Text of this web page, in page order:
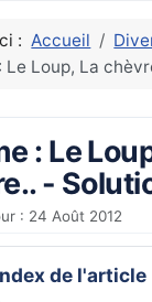
: Accueil
Le Loup, La
: Le
-
: 24 Août 2012
de l'article